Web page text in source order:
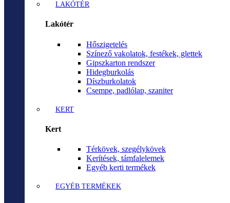
LAKÓTÉR
Lakótér
Hőszigetelés
Színező vakolatok, festékek, glettek
Gipszkarton rendszer
Hidegburkolás
Díszburkolatok
Csempe, padlólap, szaniter
KERT
Kert
Térkövek, szegélykövek
Kerítések, támfalelemek
Egyéb kerti termékek
EGYÉB TERMÉKEK